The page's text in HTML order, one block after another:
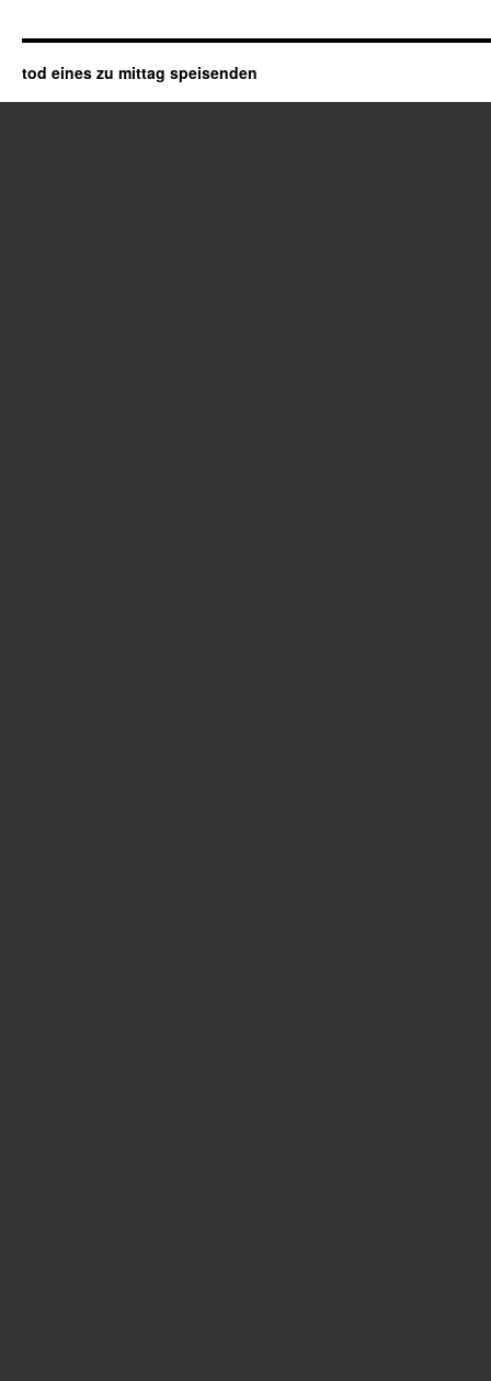
tod eines zu mittag speisenden